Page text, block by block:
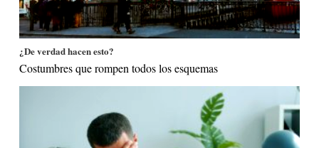
¿De verdad hacen esto?
Costumbres que rompen todos los esquemas